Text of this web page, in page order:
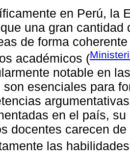
en Perú, la
una gran cantidad
de forma
académicos (
notable en
son esenciales para
en el país,
docentes carecen
las